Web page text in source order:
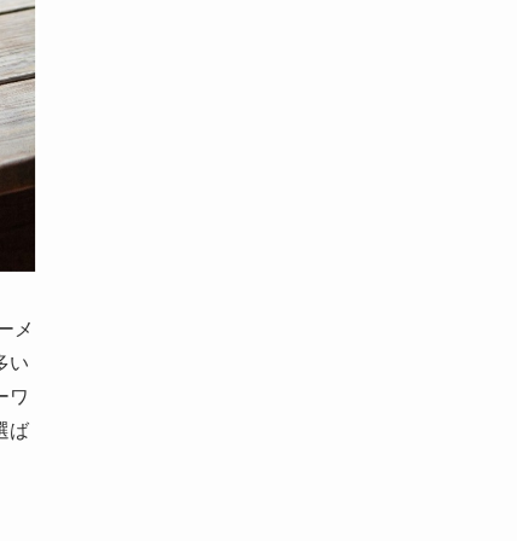
メ
い
ワ
ば